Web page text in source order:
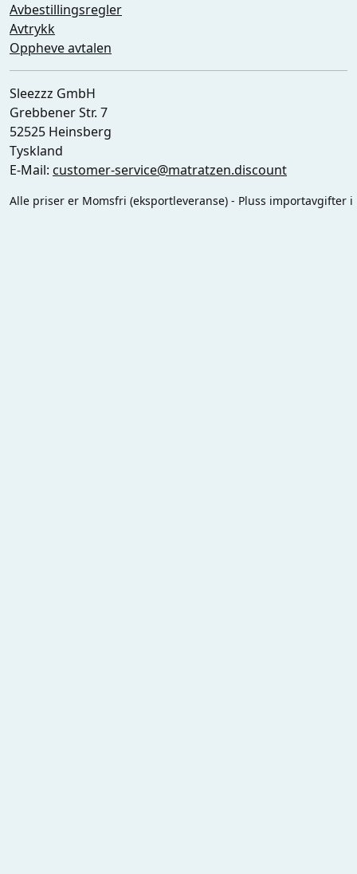
Avbestillingsregler
Avtrykk
Oppheve avtalen
Sleezzz GmbH
Grebbener Str. 7
52525 Heinsberg
Tyskland
E-Mail: customer-service@matratzen.discount
Alle priser er Momsfri (eksportleveranse) - Pluss importavgifter i